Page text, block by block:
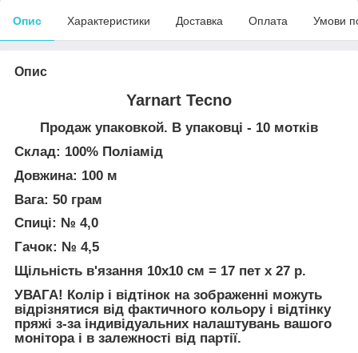
Опис Характеристики Доставка Оплата Умови
Опис
Yarnart Tecno
Продаж упаковкой. В упаковці - 10 мотків
Склад: 100% Поліамід
Довжина: 100 м
Вага: 50 грам
Спиці: № 4,0
Гачок: № 4,5
Щільність в'язання 10х10 см = 17 пет х 27 р.
УВАГА! Колір і відтінок на зображенні можуть
відрізнятися від фактичного кольору і відтінку
пряжі з-за індивідуальних налаштувань вашого
монітора і в залежності від партії.